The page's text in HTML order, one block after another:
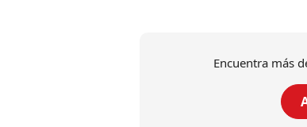
Encuentra más